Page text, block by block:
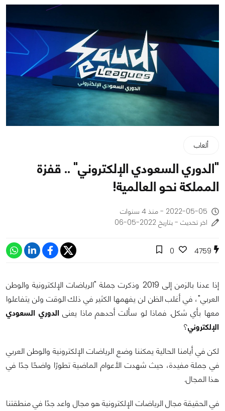
ألعاب
"الدوري السعودي الإلكتروني" .. قفزة
المملكة نحو العالمية!
2022-05-05 - منذ 4 سنوات
اخر تحديث - بتاريخ 2022-05-06
4759
0
إذا عدنا بالزمن إلى 2019 وذكرت جملة "الرياضات الإلكترونية والوطن
العربي"، في أغلب الظن لن يفهمها الكثير في ذلك الوقت ولن يتفاعلوا
معها بأي شكل. فماذا لو سألت أحدهم ماذا يعنى الدوري السعودي
الإلكتروني؟
لكن في أيامنا الحالية يمكننا وضع الرياضات الإلكترونية والوطن العربي
في جملة مفيدة، حيث شهدت الأعوام الماضية تطورًا واضحًا جدًا في
هذا المجال.
في الحقيقة مجال الرياضات الإلكترونية هو مجال واعد جدًا في منطقتنا